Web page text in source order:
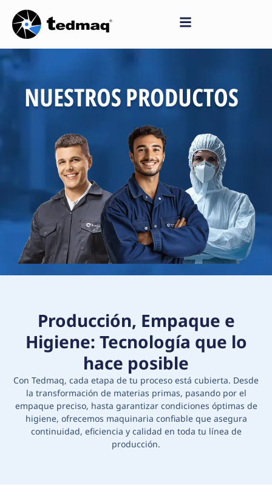
Saltar
al
contenido
NUESTROS PRODUCTOS
Producción, Empaque e
Higiene: Tecnología que lo
hace posible
Con Tedmaq, cada etapa de tu proceso está cubierta. Desde
la transformación de materias primas, pasando por el
empaque preciso, hasta garantizar condiciones óptimas de
higiene, ofrecemos maquinaria confiable que asegura
continuidad, eficiencia y calidad en toda tu línea de
producción.